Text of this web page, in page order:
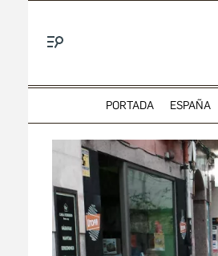
PORTADA ESPAÑA